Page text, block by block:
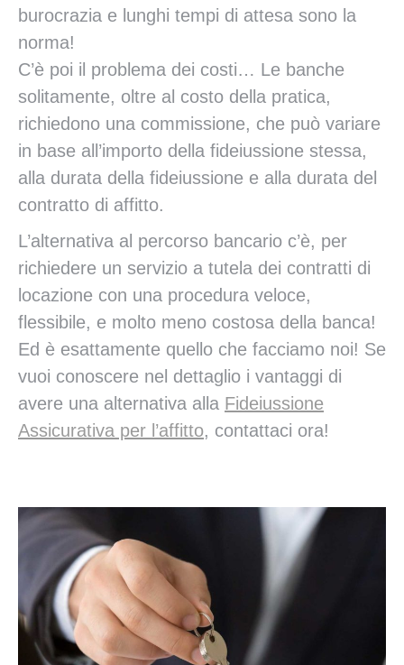
burocrazia e lunghi tempi di attesa sono la
norma!
C’è poi il problema dei costi… Le banche
solitamente, oltre al costo della pratica,
richiedono una commissione, che può variare
in base all’importo della fideiussione stessa,
alla durata della fideiussione e alla durata del
contratto di affitto.
L’alternativa al percorso bancario c’è, per
richiedere un servizio a tutela dei contratti di
locazione con una procedura veloce,
flessibile, e molto meno costosa della banca!
Ed è esattamente quello che facciamo noi! Se
vuoi conoscere nel dettaglio i vantaggi di
avere una alternativa alla Fideiussione
Assicurativa per l’affitto, contattaci ora!